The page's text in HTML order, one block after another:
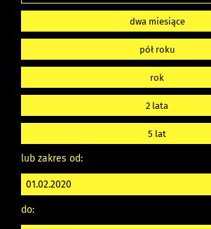
dwa miesiące
pół roku
rok
2 lata
5 lat
lub zakres od:
do: